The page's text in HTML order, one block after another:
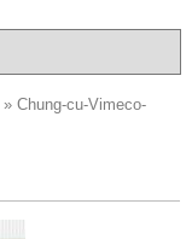
» Chung-cu-Vimeco-